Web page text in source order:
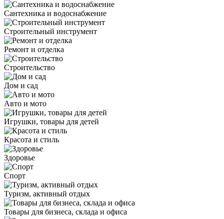
Сантехника и водоснабжение
Строительный инструмент
Ремонт и отделка
Строительство
Дом и сад
Авто и мото
Игрушки, товары для детей
Красота и стиль
Здоровье
Спорт
Туризм, активный отдых
Товары для бизнеса, склада и офиса